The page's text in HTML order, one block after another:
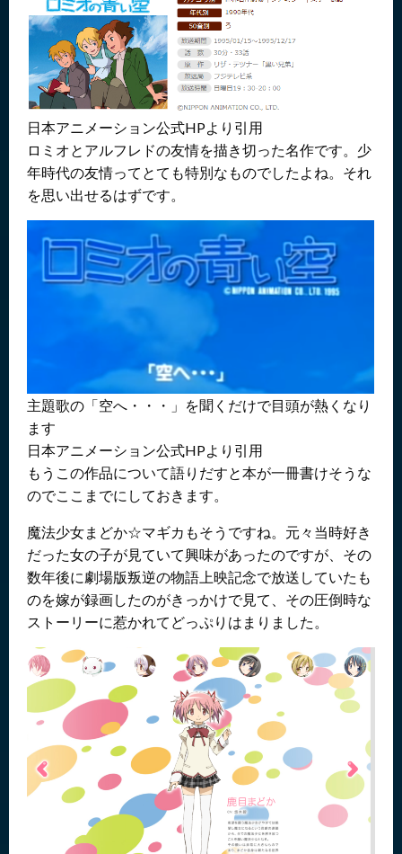
日本アニメーション公式HPより引用
ロミオとアルフレドの友情を描き切った名作です。少
年時代の友情ってとても特別なものでしたよね。それ
を思い出せるはずです。
主題歌の「空へ・・・」を聞くだけで目頭が熱くなり
ます
日本アニメーション公式HPより引用
もうこの作品について語りだすと本が一冊書けそうな
のでここまでにしておきます。
魔法少女まどか☆マギカもそうですね。元々当時好き
だった女の子が見ていて興味があったのですが、その
数年後に劇場版叛逆の物語上映記念で放送していたも
のを嫁が録画したのがきっかけで見て、その圧倒時な
ストーリーに惹かれてどっぷりはまりました。